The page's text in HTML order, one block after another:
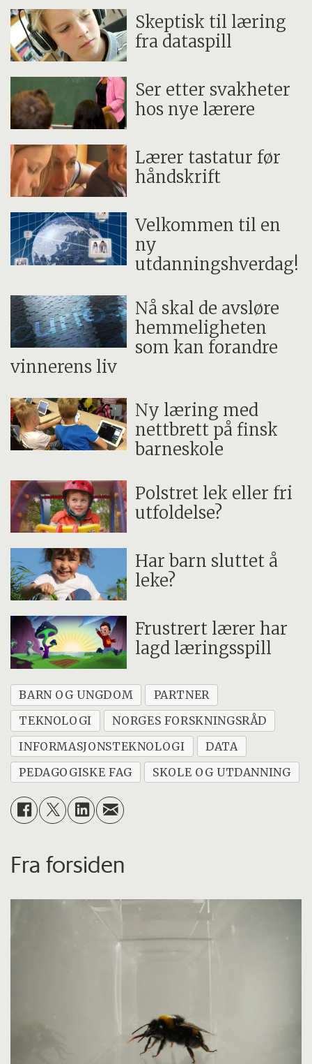
Skeptisk til læring
fra dataspill
Ser etter svakheter
hos nye lærere
Lærer tastatur før
håndskrift
Velkommen til en
ny
utdanningshverdag!
Nå skal de avsløre
hemmeligheten
som kan forandre
vinnerens liv
Ny læring med
nettbrett på finsk
barneskole
Polstret lek eller fri
utfoldelse?
Har barn sluttet å
leke?
Frustrert lærer har
lagd læringsspill
BARN OG UNGDOM
PARTNER
TEKNOLOGI
NORGES FORSKNINGSRÅD
INFORMASJONSTEKNOLOGI
DATA
PEDAGOGISKE FAG
SKOLE OG UTDANNING
Fra forsiden